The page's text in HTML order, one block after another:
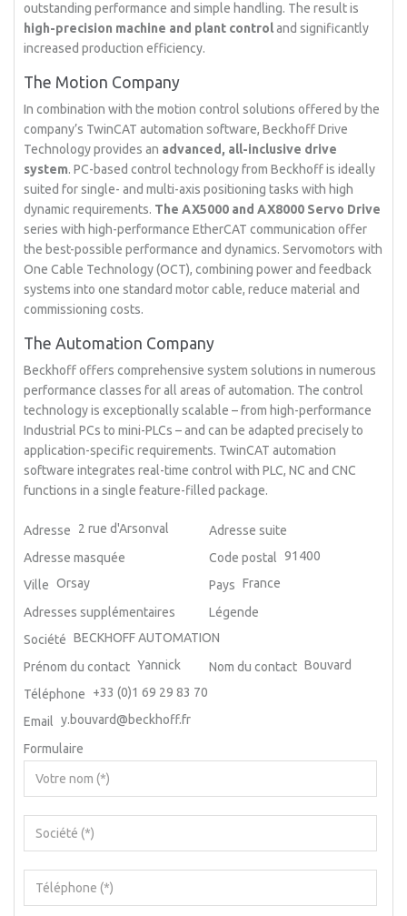
outstanding performance and simple handling. The result is
high-precision machine and plant controland significantly
increased production efficiency.
The Motion Company
In combination with the motion control solutions offered by the
company’s TwinCAT automation software, Beckhoff Drive
Technology provides an advanced, all-inclusive drive
system. PC-based control technology from Beckhoff is ideally
suited for single- and multi-axis positioning tasks with high
dynamic requirements. The AX5000 and AX8000 Servo Drive
series with high-performance EtherCAT communication offer
the best-possible performance and dynamics. Servomotors with
One Cable Technology (OCT), combining power and feedback
systems into one standard motor cable, reduce material and
commissioning costs.
The Automation Company
Beckhoff offers comprehensive system solutions in numerous
performance classes for all areas of automation. The control
technology is exceptionally scalable – from high-performance
Industrial PCs to mini-PLCs – and can be adapted precisely to
application-specific requirements. TwinCAT automation
software integrates real-time control with PLC, NC and CNC
functions in a single feature-filled package.
Adresse 2 rue d'Arsonval
Adresse suite
Adresse masquée
Code postal 91400
Ville Orsay Pays France
Adresses supplémentaires
Légende
Société BECKHOFF AUTOMATION
Prénom du contact Yannick Nom du contact Bouvard
Téléphone
+33 (0)1 69 29 83 70
Email y.bouvard@beckhoff.fr
Formulaire